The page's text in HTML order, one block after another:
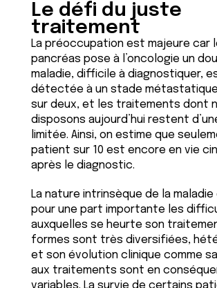
Le défi du juste
traitement
La préoccupation est majeure car
pancréas pose à l’oncologie un
maladie, difficile à diagnostiquer,
détectée à un stade
sur deux, et les traitements dont
disposons aujourd’hui restent
limitée. Ainsi, on estime que
patient sur 10 est encore en vie
après le diagnostic.
La nature intrinsèque de la maladie
pour une part importante les
auxquelles se heurte son
formes sont très diversifiées,
et son évolution clinique comme
aux traitements sont en